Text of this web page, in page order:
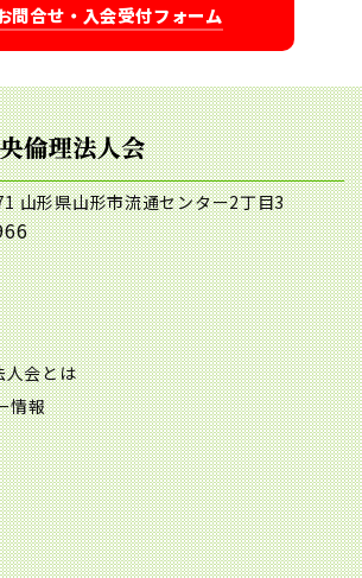
問合せ・入会受付フォーム
山形県山形市流通センター2丁目3
人会とは
情報